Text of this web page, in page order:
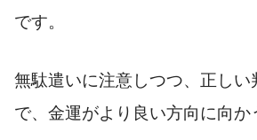
です。
無駄遣いに注意しつつ、正しい
で、金運がより良い方向に向か